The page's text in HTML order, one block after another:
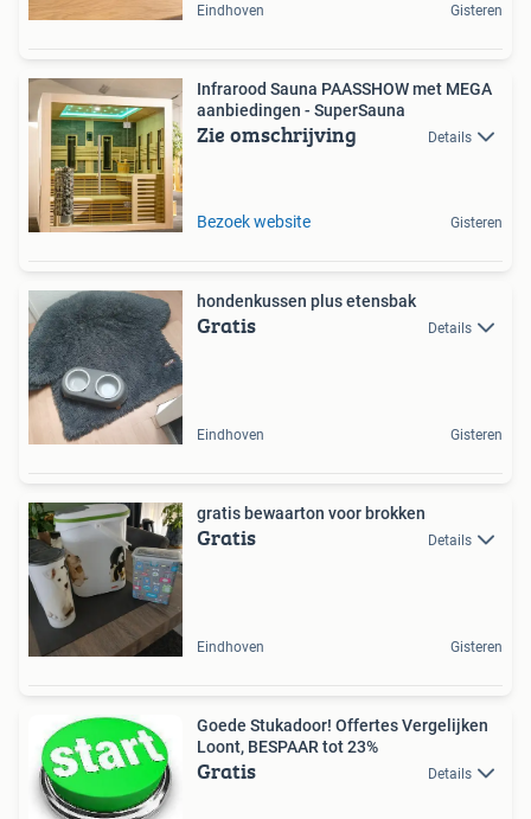
Eindhoven Gisteren
Infrarood Sauna PAASSHOW met MEGA
aanbiedingen - SuperSauna
Zie omschrijving Details
Bezoek website Gisteren
hondenkussen plus etensbak
Gratis Details
Eindhoven Gisteren
gratis bewaarton voor brokken
Gratis Details
Eindhoven Gisteren
Goede Stukadoor! Offertes Vergelijken
Loont, BESPAAR tot 23%
Gratis Details